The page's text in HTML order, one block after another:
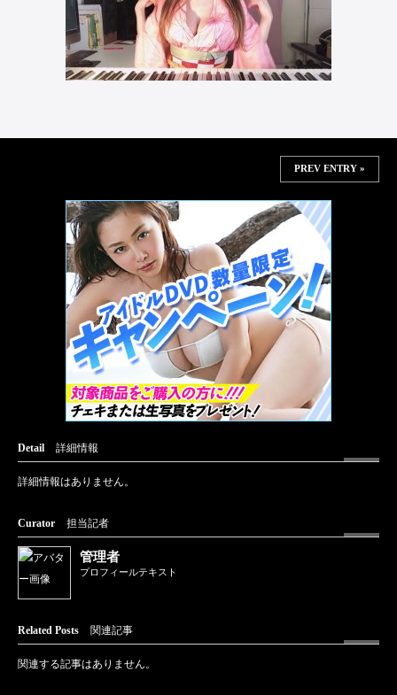
PREV ENTRY »
Detail 詳細情報
詳細情報はありません。
Curator 担当記者
管理者
プロフィールテキスト
Related Posts 関連記事
関連する記事はありません。